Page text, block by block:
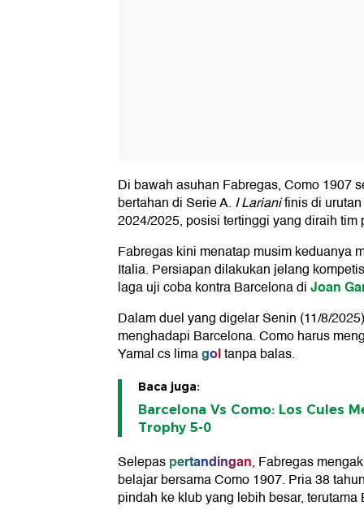
Di bawah asuhan Fabregas, Como 1907
bertahan di Serie A. I Larianifinis di
2024/2025, posisi tertinggi yang diraih tim
Fabregas kini menatap musim keduanya
Italia. Persiapan dilakukan jelang
laga uji coba kontra Barcelona diJoan
Dalam duel yang digelar Senin (11/8/
menghadapi Barcelona. Como harus
Yamal cs limagoltanpa balas.
Baca juga:
Barcelona Vs Como: Los Cules
Trophy 5-0
Selepaspertandingan, Fabregas
belajar bersama Como 1907. Pria 38
pindah ke klub yang lebih besar, terutama